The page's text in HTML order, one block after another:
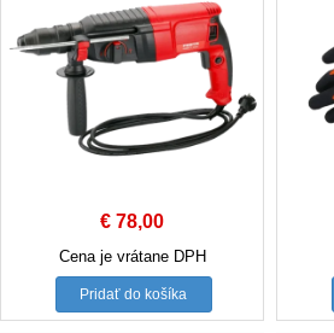
€ 78,00
Cena je vrátane DPH
Pridať do košíka